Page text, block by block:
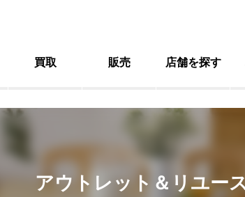
買取 販売 店舗を探す
アウトレット＆リユー